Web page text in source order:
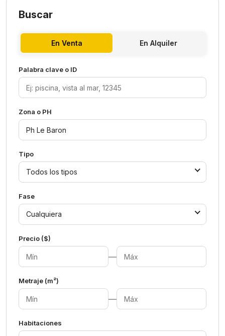
Buscar
En Venta En Alquiler
Palabra clave o ID
Zona o PH
Tipo
Todos los tipos
Fase
Cualquiera
Precio ($)
—
Metraje (m²)
—
Habitaciones